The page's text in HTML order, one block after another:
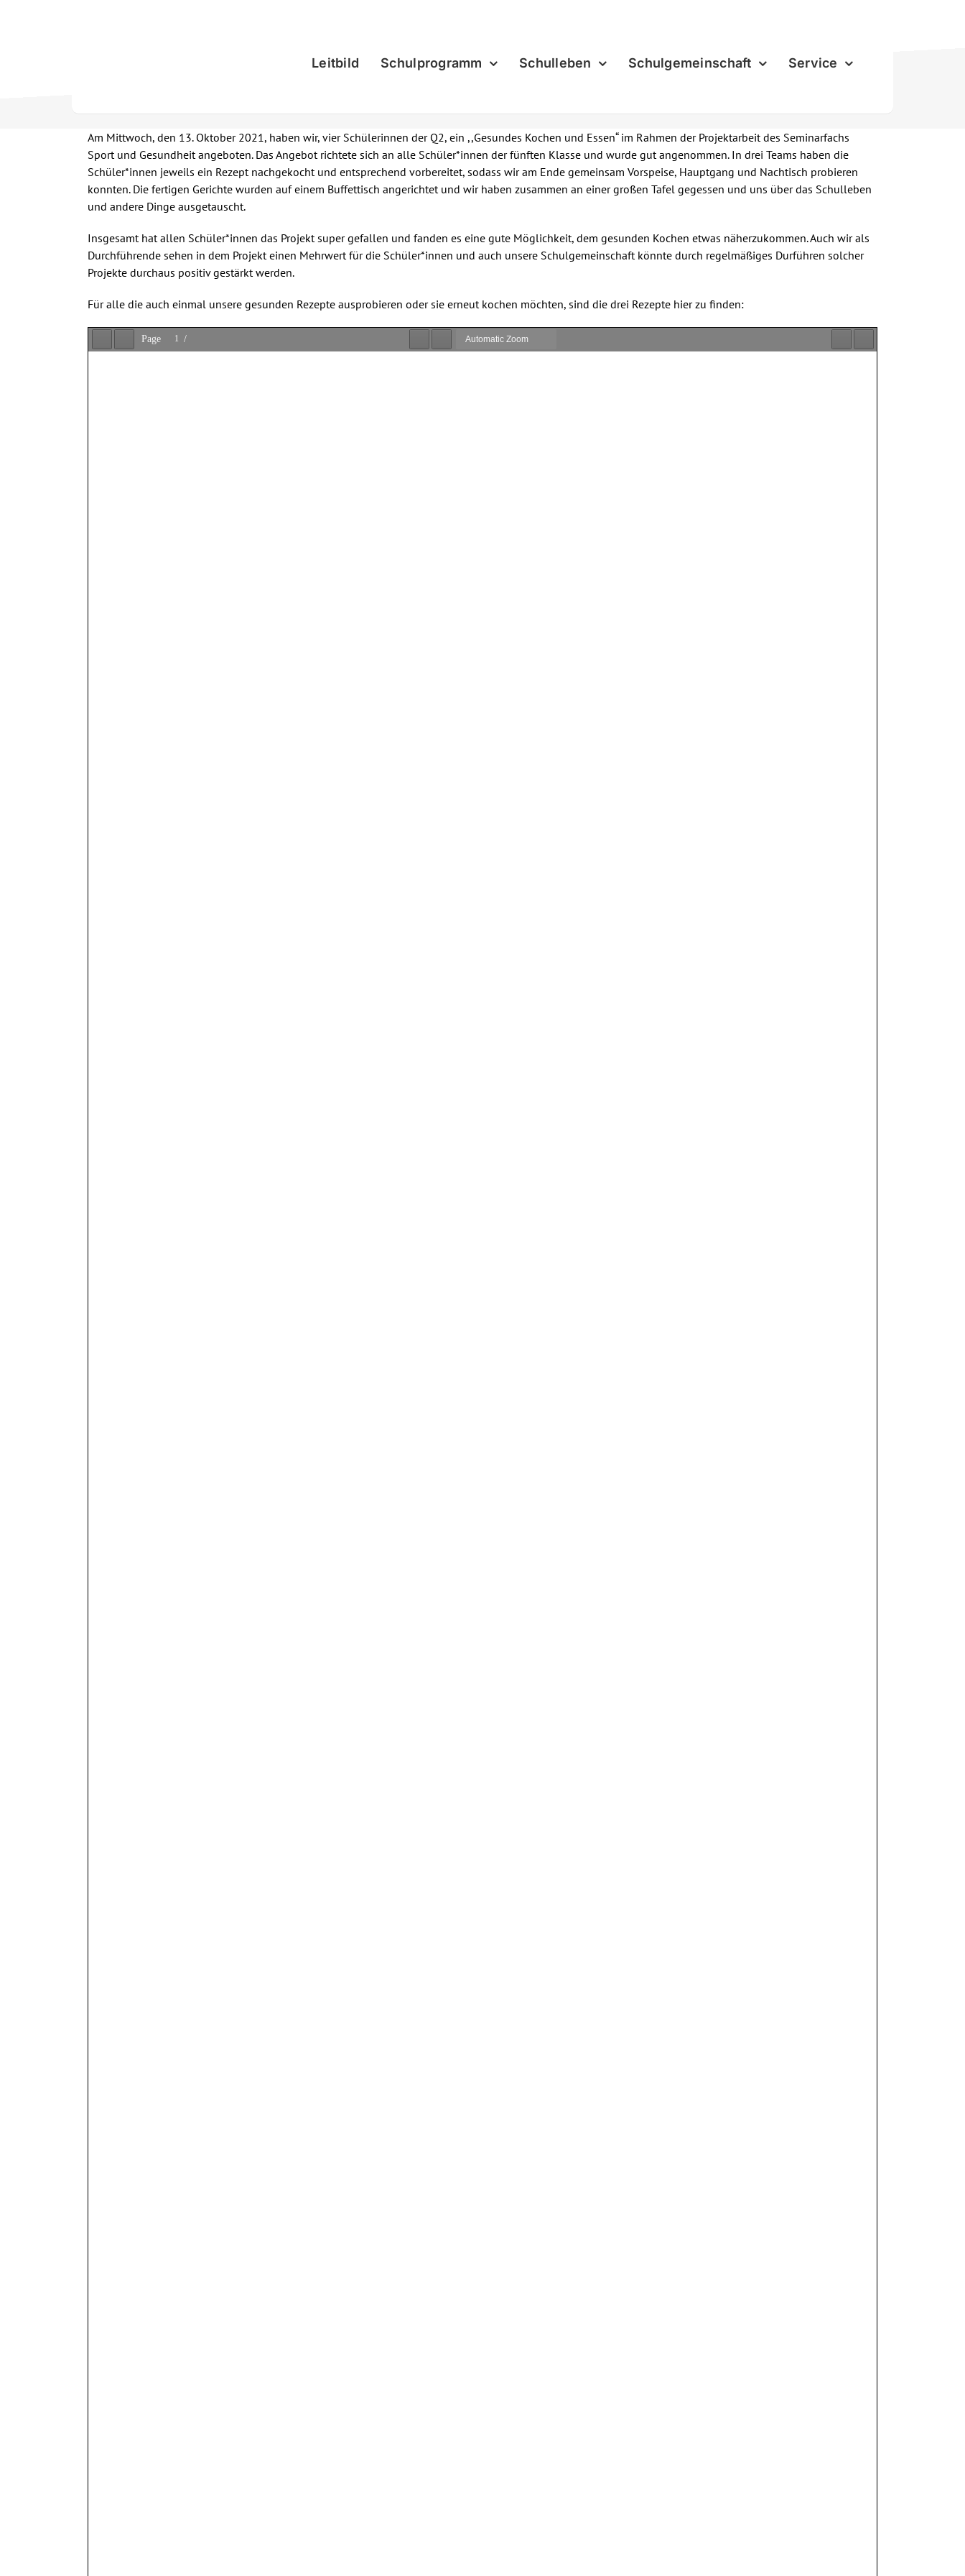
Leitbild Schulprogramm Schulleben Schulgemeinschaft Service
Am Mittwoch, den 13. Oktober 2021, haben wir, vier Schülerinnen der Q2, ein ,,Gesundes Kochen und Essen“ im Rahmen der Projektarbeit des Seminarfachs
Sport und Gesundheit angeboten. Das Angebot richtete sich an alle Schüler*innen der fünften Klasse und wurde gut angenommen. In drei Teams haben die
Schüler*innen jeweils ein Rezept nachgekocht und entsprechend vorbereitet, sodass wir am Ende gemeinsam Vorspeise, Hauptgang und Nachtisch probieren
konnten. Die fertigen Gerichte wurden auf einem Buffettisch angerichtet und wir haben zusammen an einer großen Tafel gegessen und uns über das Schulleben
und andere Dinge ausgetauscht.
Insgesamt hat allen Schüler*innen das Projekt super gefallen und fanden es eine gute Möglichkeit, dem gesunden Kochen etwas näherzukommen. Auch wir als
Durchführende sehen in dem Projekt einen Mehrwert für die Schüler*innen und auch unsere Schulgemeinschaft könnte durch regelmäßiges Durführen solcher
Projekte durchaus positiv gestärkt werden.
Für alle die auch einmal unsere gesunden Rezepte ausprobieren oder sie erneut kochen möchten, sind die drei Rezepte hier zu finden: